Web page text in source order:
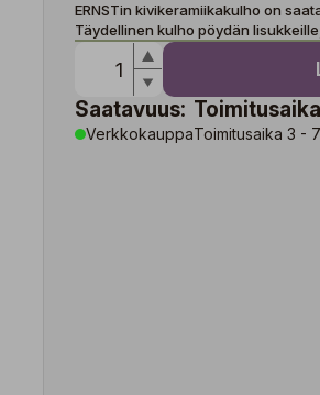
ERNSTin kivikeramiikakulho on
Täydellinen kulho pöydän
Saatavuus:
VerkkokauppaToimitusaika 3 -